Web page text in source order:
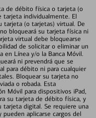
de débito física o tarjeta (o
tarjeta individualmente. El
tarjeta (o tarjetas) virtual. De
bloqueará su tarjeta física ni
virtual debe bloquearse
de solicitar o eliminar un
en Línea y/o la Banca Móvil.
ni prevendrá que se
para débito ni para cualquier
Bloquear su tarjeta no
o robada. Esta
Móvil para dispositivos iPad,
su tarjeta de débito física, y
tarjeta digital. Se requiere una
aplicarse cargos del